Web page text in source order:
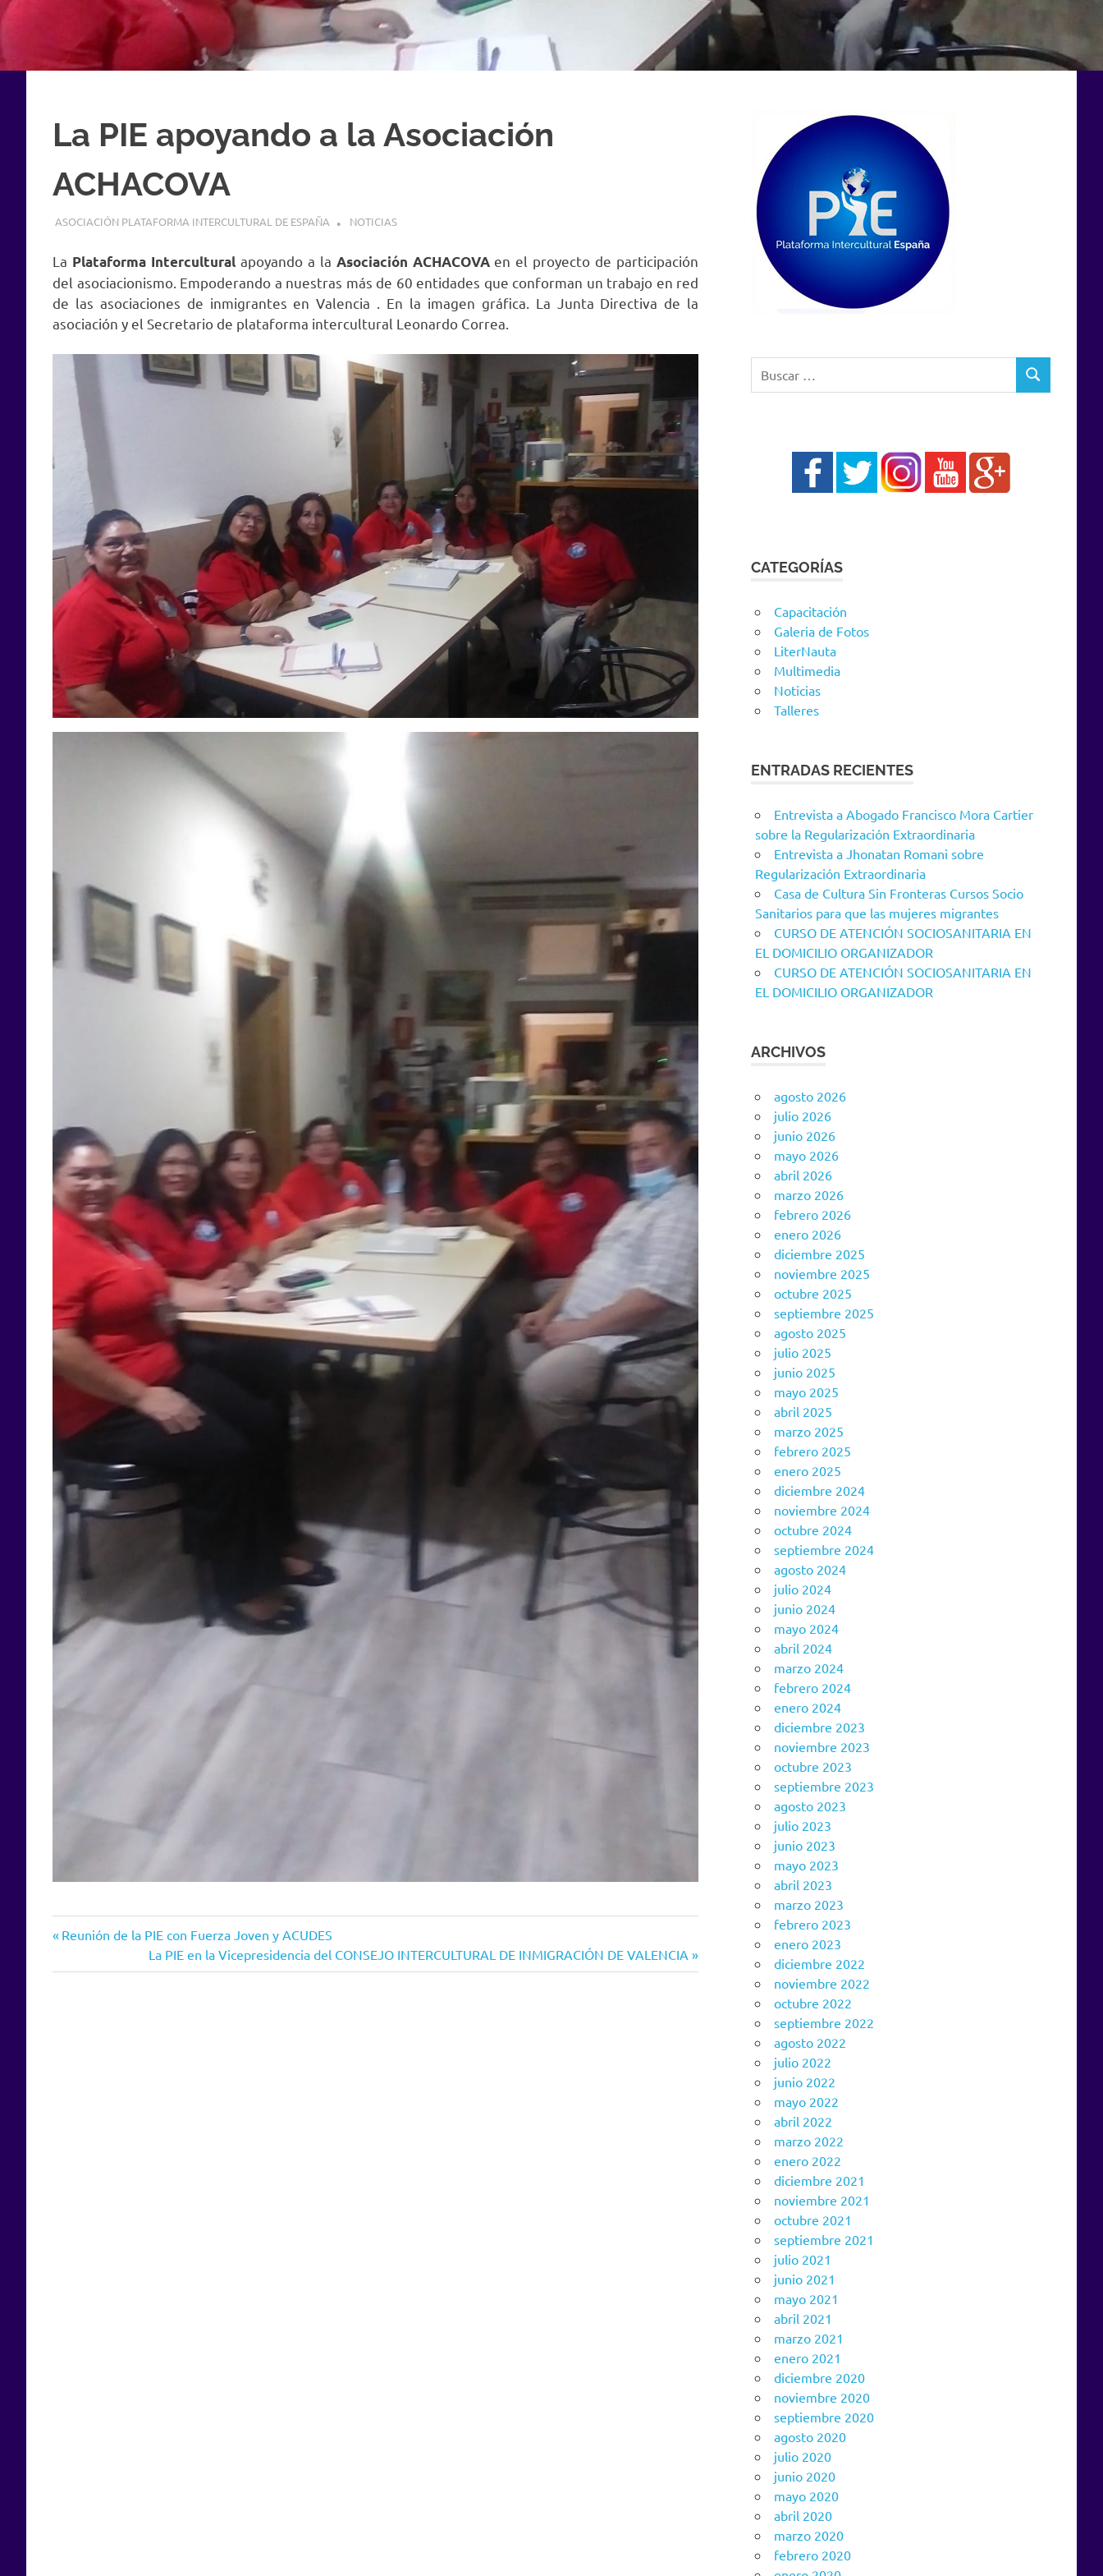
La PIE apoyando a la Asociación
ACHACOVA
31 OCTUBRE, 2021
ASOCIACIÓN PLATAFORMA INTERCULTURAL DE ESPAÑA NOTICIAS
La Plataforma Interculturalapoyando a la Asociación ACHACOVAen el proyecto de participación
del asociacionismo. Empoderando a nuestras más de 60 entidades que conforman un trabajo en red
de las asociaciones de inmigrantes en Valencia . En la imagen gráfica. La Junta Directiva de la
asociación y el Secretario de plataforma intercultural Leonardo Correa.
Navegación
de
Entrada
Reunión de la PIE con Fuerza Joven y ACUDES
Siguiente
entrada:
La PIE en la Vicepresidencia del CONSEJO INTERCULTURAL DE INMIGRACIÓN DE VALENCIA
BUSCAR
CATEGORÍAS
Capacitación
Galeria de Fotos
LiterNauta
Multimedia
Noticias
Talleres
ENTRADAS RECIENTES
Entrevista a Abogado Francisco Mora Cartier
sobre la Regularización Extraordinaria
Entrevista a Jhonatan Romani sobre
Regularización Extraordinaria
Casa de Cultura Sin Fronteras Cursos Socio
Sanitarios para que las mujeres migrantes
CURSO DE ATENCIÓN SOCIOSANITARIA EN
EL DOMICILIO ORGANIZADOR
CURSO DE ATENCIÓN SOCIOSANITARIA EN
EL DOMICILIO ORGANIZADOR
ARCHIVOS
agosto 2026
julio 2026
junio 2026
mayo 2026
abril 2026
marzo 2026
febrero 2026
enero 2026
diciembre 2025
noviembre 2025
octubre 2025
septiembre 2025
agosto 2025
julio 2025
junio 2025
mayo 2025
abril 2025
marzo 2025
febrero 2025
enero 2025
diciembre 2024
noviembre 2024
octubre 2024
septiembre 2024
agosto 2024
julio 2024
junio 2024
mayo 2024
abril 2024
marzo 2024
febrero 2024
enero 2024
diciembre 2023
noviembre 2023
octubre 2023
septiembre 2023
agosto 2023
julio 2023
junio 2023
mayo 2023
abril 2023
marzo 2023
febrero 2023
enero 2023
diciembre 2022
noviembre 2022
octubre 2022
septiembre 2022
agosto 2022
julio 2022
junio 2022
mayo 2022
abril 2022
marzo 2022
enero 2022
diciembre 2021
noviembre 2021
octubre 2021
septiembre 2021
julio 2021
junio 2021
mayo 2021
abril 2021
marzo 2021
enero 2021
diciembre 2020
noviembre 2020
septiembre 2020
agosto 2020
julio 2020
junio 2020
mayo 2020
abril 2020
marzo 2020
febrero 2020